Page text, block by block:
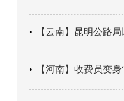
【云南】昆明公路局以主
【河南】收费员变身“文旅推荐官”—豫